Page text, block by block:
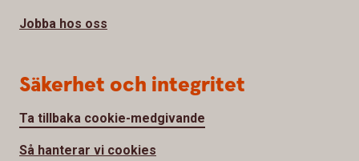
Jobba hos oss
Säkerhet och integritet
Ta tillbaka cookie-medgivande
Så hanterar vi cookies